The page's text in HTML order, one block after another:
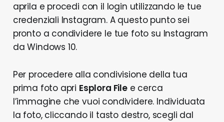
aprila e procedi con il login utilizzando le tue
credenziali Instagram. A questo punto sei
pronto a condividere le tue foto su Instagram
da Windows 10.
Per procedere alla condivisione della tua
prima foto apri Esplora Filee cerca
l’immagine che vuoi condividere. Individuata
la foto, cliccando il tasto destro, scegli dal